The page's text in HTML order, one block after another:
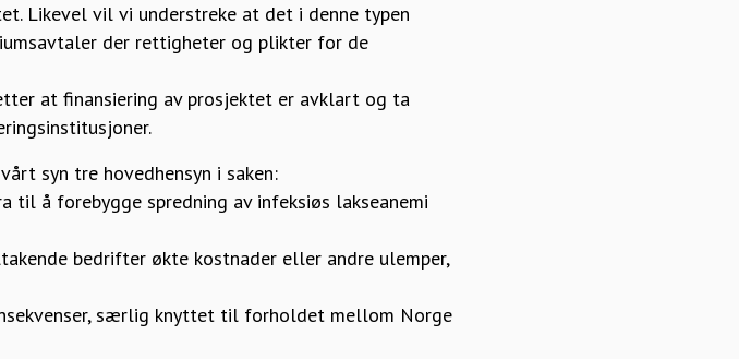
Likevel vil vi understreke at det i denne typen
der rettigheter og plikter for de
at finansiering av prosjektet er avklart og ta
syn tre hovedhensyn i saken:
til å forebygge spredning av infeksiøs lakseanemi
bedrifter økte kostnader eller andre ulemper,
særlig knyttet til forholdet mellom Norge